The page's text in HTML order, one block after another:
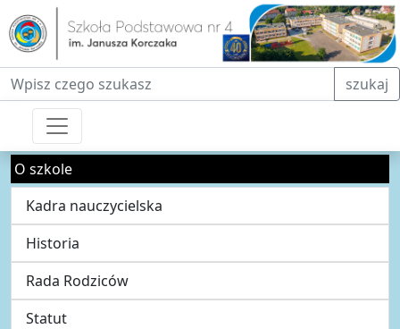
Fraza do wyszukiwania szukaj
O szkole
Kadra nauczycielska
Historia
Rada Rodziców
Statut